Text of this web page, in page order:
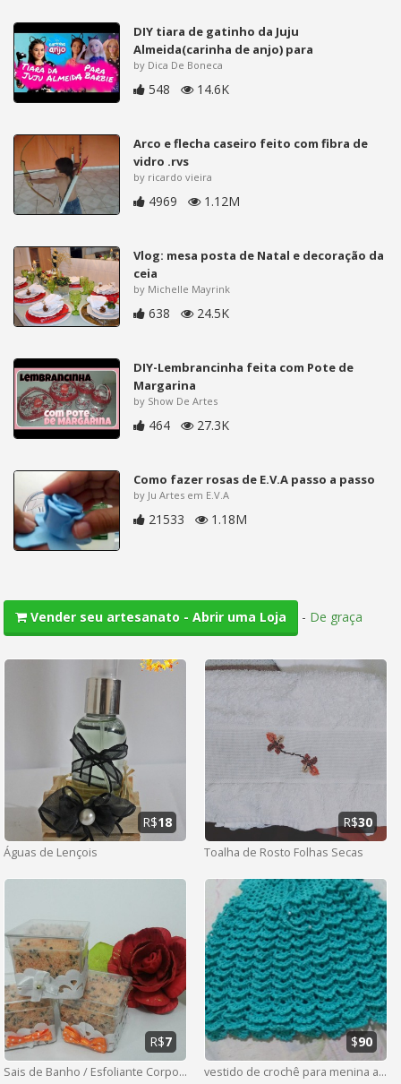
DIY tiara de gatinho da Juju
Almeida(carinha de anjo) para
by Dica De Boneca
548 14.6K
Arco e flecha caseiro feito com fibra de
vidro .rvs
by ricardo vieira
4969 1.12M
Vlog: mesa posta de Natal e decoração da
ceia
by Michelle Mayrink
638 24.5K
DIY-Lembrancinha feita com Pote de
Margarina
by Show De Artes
464 27.3K
Como fazer rosas de E.V.A passo a passo
by Ju Artes em E.V.A
21533 1.18M
Vender seu artesanato - Abrir uma Loja - De graça
Águas de Lençois
R$18
Toalha de Rosto Folhas Secas
R$30
Sais de Banho / Esfoliante Corporal
R$7
vestido de crochê para menina até 2 anos
$90